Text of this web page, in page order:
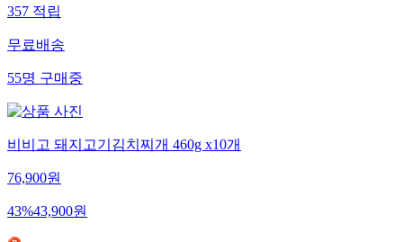
357 적립
무료배송
55명 구매중
비비고 돼지고기김치찌개 460g x10개
76,900원
43%43,900원